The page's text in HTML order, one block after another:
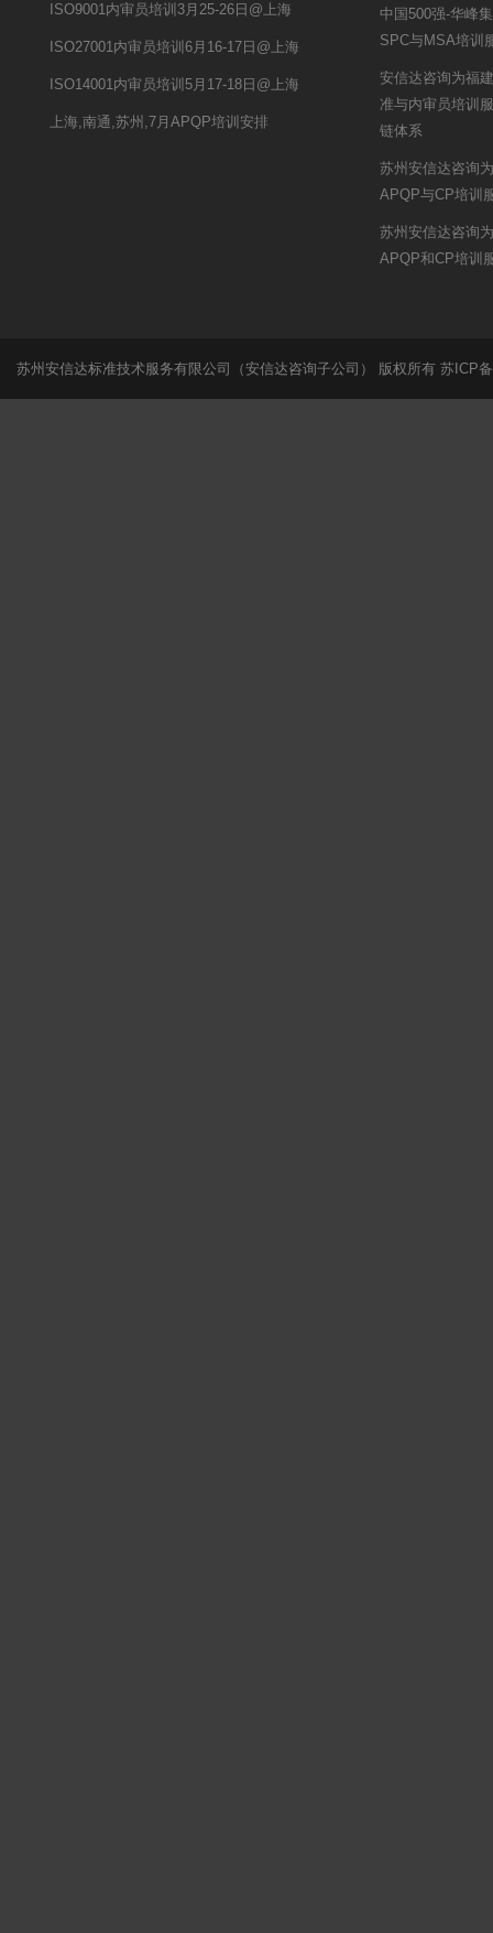
ISO9001内审员培训3月25-26日@上海
ISO27001内审员培训6月16-17日@上海
ISO14001内审员培训5月17-18日@上海
上海,南通,苏州,7月APQP培训安排
中国500强-华峰
SPC与MSA培训
安信达咨询为福
准与内审员培训
链体系
苏州安信达咨询
APQP与CP培训
苏州安信达咨询
APQP和CP培训
苏州安信达标准技术服务有限公司（安信达咨询子公司） 版权所有 苏ICP